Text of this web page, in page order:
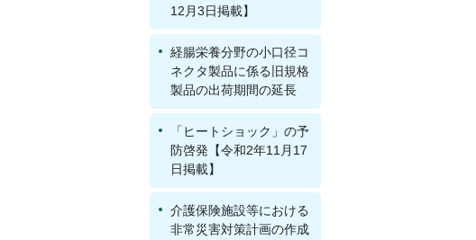
12月3日掲載】
経腸栄養分野の小口径コ
ネクタ製品に係る旧規格
製品の出荷期間の延長
「ヒートショック」の予
防啓発【令和2年11月17
日掲載】
介護保険施設等における
非常災害対策計画の作成